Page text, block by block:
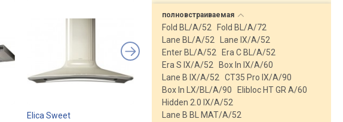
Elica Sweet Elica Elite 14 PLUS IX/A/60
полновстраиваемая
Fold BL/A/52
Fold BL/A/72
Lane BL/A/52
Lane IX/A/52
Enter BL/A/52
Era C BL/A/52
Era S IX/A/52
Box In IX/A/60
Lane B IX/A/52
CT35 Pro IX/A/90
Box In LX/BL/A/90
Elibloc HT GR A/60
Hidden 2.0 IX/A/52
Lane B BL MAT/A/52